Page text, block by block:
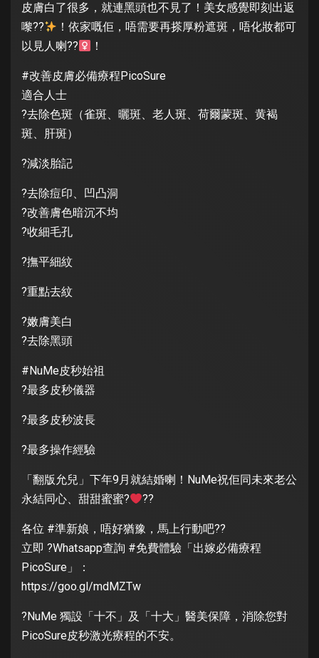
皮膚白了很多，就連黑頭也不見了！美女感覺即刻出返
嚟??
！依家嘅佢，唔需要再搽厚粉遮斑，唔化妝都可
以見人喇??
！
#改善皮膚必備療程PicoSure
適合人士
?去除色斑（雀斑、曬斑、老人斑、荷爾蒙斑、黄褐
斑、肝斑）
?減淡胎記
?去除痘印、凹凸洞
?改善膚色暗沉不均
?收細毛孔
?撫平細紋
?重點去紋
?嫩膚美白
?去除黑頭
#NuMe皮秒始祖
?最多皮秒儀器
?最多皮秒波長
?最多操作經驗
「翻版允兒」下年9月就結婚喇！NuMe祝佢同未來老公
永結同心、甜甜蜜蜜?
??
各位 #準新娘，唔好猶豫，馬上行動吧??
立即 ?Whatsapp查詢 #免費體驗「出嫁必備療程
PicoSure」：
https://goo.gl/mdMZTw
?NuMe 獨設「十不」及「十大」醫美保障，消除您對
PicoSure皮秒激光療程的不安。